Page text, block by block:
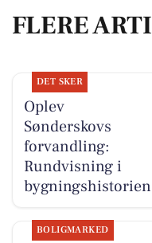
FLERE
DET SKER
Oplev
Sønderskovs
forvandling:
Rundvisning i
bygningshistorien
BOLIGMARKED